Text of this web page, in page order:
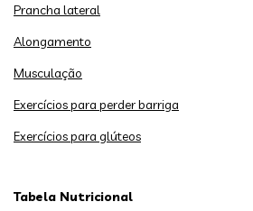
Prancha lateral
Alongamento
Musculação
Exercícios para perder barriga
Exercícios para glúteos
Tabela Nutricional